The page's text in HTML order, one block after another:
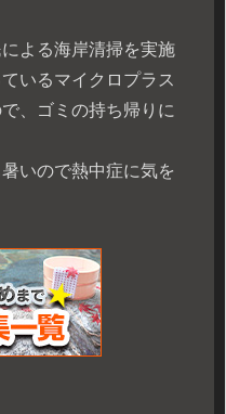
よる海岸清掃を実施
いるマイクロプラス
、ゴミの持ち帰りに
いので熱中症に気を